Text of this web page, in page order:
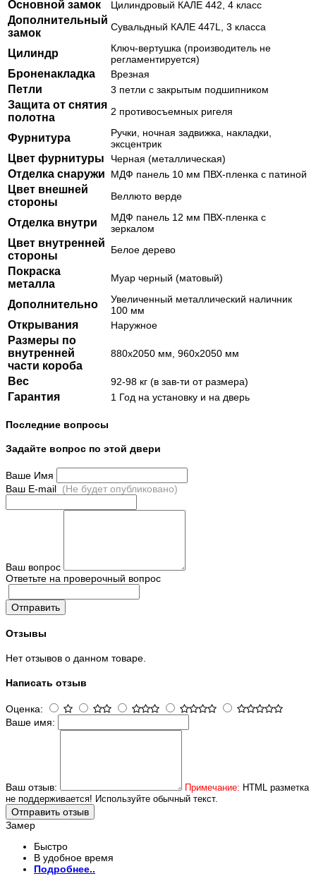
Основной замок Цилиндровый КАЛЕ 442, 4 класс
Дополнительный
замок
Сувальдный КАЛЕ 447L, 3 класса
Цилиндр
Ключ-вертушка (производитель не
регламентируется)
Броненакладка Врезная
Петли 3 петли с закрытым подшипником
Защита от снятия
полотна
2 противосъемных ригеля
Фурнитура
Ручки, ночная задвижка, накладки,
эксцентрик
Цвет фурнитуры Черная (металлическая)
Отделка снаружи МДФ панель 10 мм ПВХ-пленка с патиной
Цвет внешней
стороны
Веллюто верде
Отделка внутри
МДФ панель 12 мм ПВХ-пленка с
зеркалом
Цвет внутренней
стороны
Белое дерево
Покраска
металла
Муар черный (матовый)
Дополнительно
Увеличенный металлический наличник
100 мм
Открывания Наружное
Размеры по
внутренней
части короба
880х2050 мм, 960х2050 мм
Вес 92-98 кг (в зав-ти от размера)
Гарантия 1 Год на установку и на дверь
Последние вопросы
Задайте вопрос по этой двери
Ваше Имя
Ваш E-mail (Не будет опубликовано)
Ваш вопрос
Ответьте на проверочный вопрос
Отправить
Отзывы
Нет отзывов о данном товаре.
Написать отзыв
Оценка:
Ваше имя:
Ваш отзыв: Примечание: HTML разметка
не поддерживается! Используйте обычный текст.
Отправить отзыв
Замер
Быстро
В удобное время
Подробнее..